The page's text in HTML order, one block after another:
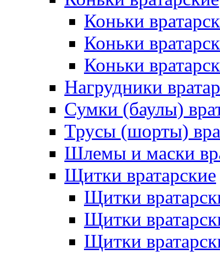
Коньки
Коньки
Коньки
Нагрудники
Сумки (баулы)
Трусы (шорты)
Шлемы и маски
Щитки вратарские
Щитки
Щитки
Щитки